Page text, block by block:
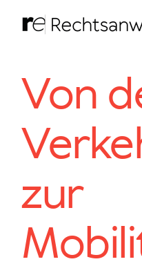
Inhalt
Von
zur